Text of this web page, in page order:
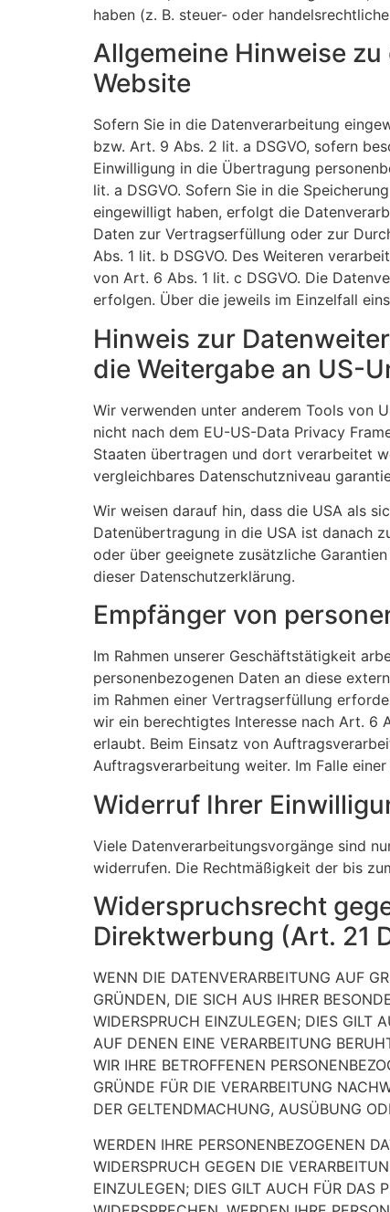
haben (z. B. steuer- oder
Allgemeine Hinweise
Website
Sofern Sie in die Datenverarbeitung
bzw. Art. 9 Abs. 2 lit. a DSGVO, sofern
Einwilligung in die Übertragung
lit. a DSGVO. Sofern Sie in die
eingewilligt haben, erfolgt die
Daten zur Vertragserfüllung oder zur
Abs. 1 lit. b DSGVO. Des Weiteren
von Art. 6 Abs. 1 lit. c DSGVO. Die
erfolgen. Über die jeweils im Einzelfall
Hinweis zur
die Weitergabe an US-
Wir verwenden unter anderem Tools von
nicht nach dem EU-US-Data Privacy
Staaten übertragen und dort verarbeitet
vergleichbares Datenschutzniveau
Wir weisen darauf hin, dass die USA als
Datenübertragung in die USA ist danach
oder über geeignete zusätzliche
dieser Datenschutzerklärung.
Empfänger von
Im Rahmen unserer Geschäftstätigkeit
personenbezogenen Daten an diese
im Rahmen einer Vertragserfüllung
wir ein berechtigtes Interesse nach Art. 6
erlaubt. Beim Einsatz von
Auftragsverarbeitung weiter. Im Falle
Widerruf Ihrer
Viele Datenverarbeitungsvorgänge sind
widerrufen. Die Rechtmäßigkeit der bis
Widerspruchsrecht
Direktwerbung (Art. 21
WENN DIE DATENVERARBEITUNG AUF
GRÜNDEN, DIE SICH AUS IHRER
WIDERSPRUCH EINZULEGEN; DIES GILT
AUF DENEN EINE VERARBEITUNG
WIR IHRE BETROFFENEN
GRÜNDE FÜR DIE VERARBEITUNG
DER GELTENDMACHUNG, AUSÜBUNG
WERDEN IHRE PERSONENBEZOGENEN
WIDERSPRUCH GEGEN DIE
EINZULEGEN; DIES GILT AUCH FÜR DAS